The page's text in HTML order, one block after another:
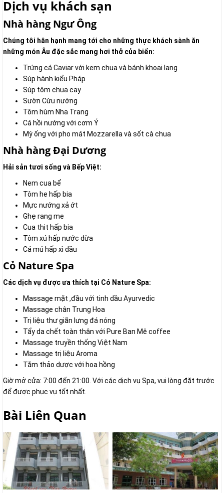
Dịch vụ khách sạn
Nhà hàng Ngư Ông
Chúng tôi hân hạnh mang tới cho những thực khách sành ăn
những món Âu đặc sắc mang hơi thở của biển:
Trứng cá Caviar với kem chua và bánh khoai lang
Súp hành kiểu Pháp
Súp tôm chua cay
Sườn Cừu nướng
Tôm hùm Nha Trang
Cá hồi nướng với cơm Ý
Mỳ ống với pho mát Mozzarella và sốt cà chua
Nhà hàng Đại Dương
Hải sản tươi sống và Bếp Việt:
Nem cua bể
Tôm he hấp bia
Mực nướng xả ớt
Ghẹ rang me
Cua thit hấp bia
Tôm xú hấp nước dừa
Cá mú hấp xì dầu
Cỏ Nature Spa
Các dịch vụ được ưa thích tại Cỏ Nature Spa:
Massage mặt ,đầu với tinh dầu Ayurvedic
Massage chân Trung Hoa
Trị liệu thư giãn lưng đá nóng
Tẩy da chết toàn thân với Pure Ban Mê coffee
Massage truyền thống Việt Nam
Massage trị liệu Aroma
Tắm thảo dược với hoa hồng
Giờ mở cửa: 7:00 đến 21:00. Với các dịch vụ Spa, vui lòng đặt trước
để được phục vụ tốt nhất.
Bài Liên Quan